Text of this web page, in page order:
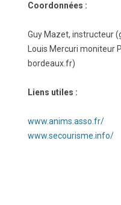
Coordonnées :
Guy Mazet, instructeur
Louis Mercuri moniteur
bordeaux.fr)
Liens utiles :
www.anims.asso.fr/
www.secourisme.info/